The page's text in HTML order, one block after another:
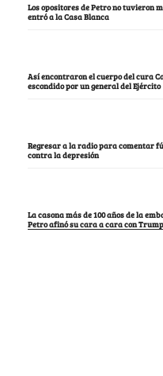
Los opositores de Petro no tuvieron
entró a la Casa Blanca
Así encontraron el cuerpo del cura
escondido por un general del Ejército
Regresar a la radio para comentar
contra la depresión
La casona más de 100 años de la
Petro afinó su cara a cara con Trump